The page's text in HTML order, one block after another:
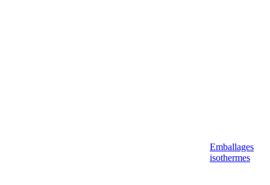
Emballages
isothermes